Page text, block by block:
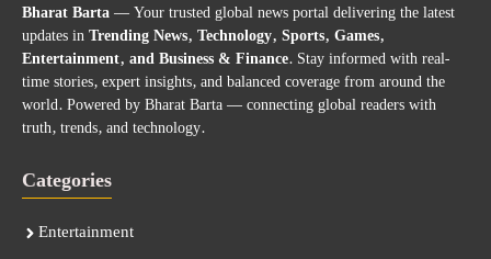
Bharat Barta— Your trusted global news portal delivering the latest
updates inTrending News, Technology, Sports, Games,
Entertainment, and Business & Finance. Stay informed with real-
time stories, expert insights, and balanced coverage from around the
world. Powered by Bharat Barta — connecting global readers with
truth, trends, and technology.
Categories
Entertainment